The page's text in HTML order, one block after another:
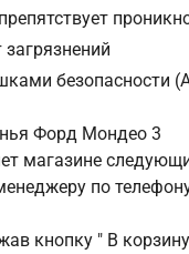
безопасности
Форд Мондео 3
магазине
по
кнопку " В